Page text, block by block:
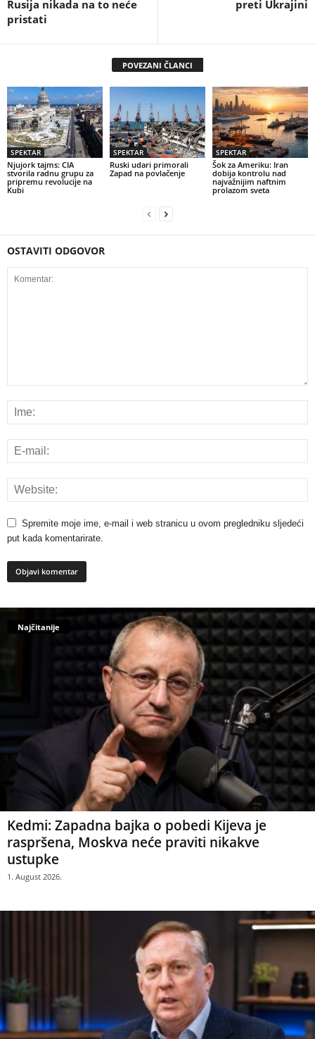
Rusija nikada na to neće
pristati
preti Ukrajini
POVEZANI ČLANCI
SPEKTAR
Njujork tajms: CIA
stvorila radnu grupu za
pripremu revolucije na
Kubi
SPEKTAR
Ruski udari primorali
Zapad na povlačenje
SPEKTAR
Šok za Ameriku: Iran
dobija kontrolu nad
najvažnijim naftnim
prolazom sveta
OSTAVITI ODGOVOR
Spremite moje ime, e-mail i web stranicu u ovom pregledniku sljedeći
put kada komentarirate.
Najčitanije
Kedmi: Zapadna bajka o pobedi Kijeva je
raspršena, Moskva neće praviti nikakve
ustupke
1. August 2026.